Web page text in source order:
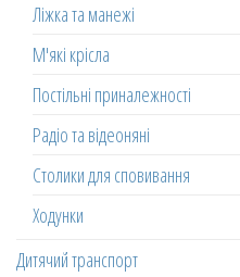
Ліжка та манежі
М'які крісла
Постільні приналежності
Радіо та відеоняні
Столики для сповивання
Ходунки
Дитячий транспорт